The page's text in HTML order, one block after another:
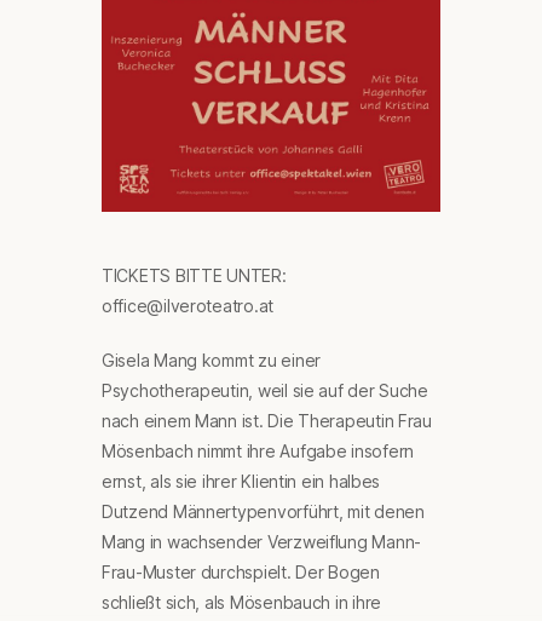
TICKETS BITTE UNTER:
office@ilveroteatro.at
Gisela Mang kommt zu einer
Psychotherapeutin, weil sie auf der Suche
nach einem Mann ist. Die Therapeutin Frau
Mösenbach nimmt ihre Aufgabe insofern
ernst, als sie ihrer Klientin ein halbes
Dutzend Männertypenvorführt, mit denen
Mang in wachsender Verzweiflung Mann-
Frau-Muster durchspielt. Der Bogen
schließt sich, als Mösenbauch in ihre